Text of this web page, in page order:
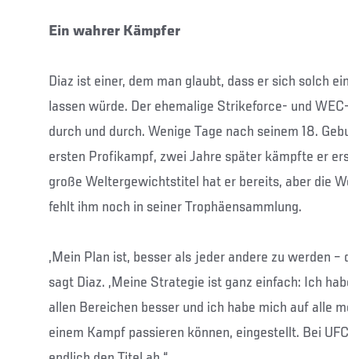
Ein wahrer Kämpfer
Diaz ist einer, dem man glaubt, dass er sich solch
lassen würde. Der ehemalige Strikeforce- und
durch und durch. Wenige Tage nach seinem 18.
ersten Profikampf, zwei Jahre später kämpfte er
große Weltergewichtstitel hat er bereits, aber die
fehlt ihm noch in seiner Trophäensammlung.
„Mein Plan ist, besser als jeder andere zu werden
sagt Diaz. „Meine Strategie ist ganz einfach: Ich
allen Bereichen besser und ich habe mich auf alle
einem Kampf passieren können, eingestellt. Bei